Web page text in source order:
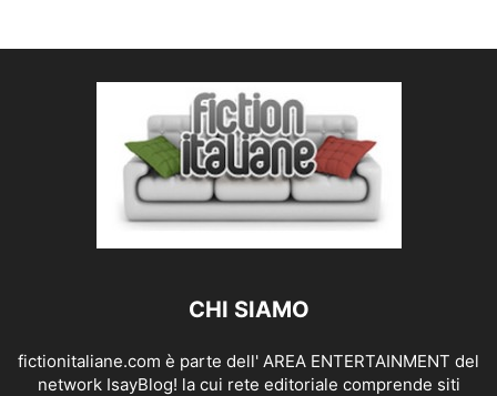
CHI SIAMO
fictionitaliane.com è parte dell' AREA ENTERTAINMENT del
network IsayBlog! la cui rete editoriale comprende siti